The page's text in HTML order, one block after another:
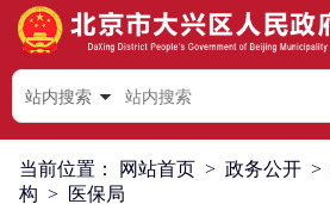
站内搜索
当前位置： 网站首页 > 政务公开 >
构 > 医保局